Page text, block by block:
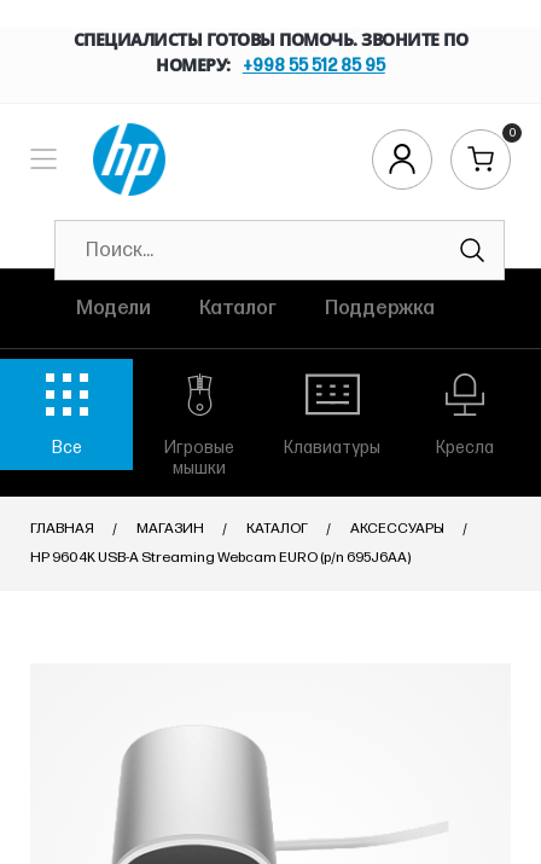
СПЕЦИАЛИСТЫ ГОТОВЫ ПОМОЧЬ. ЗВОНИТЕ ПО
НОМЕРУ:
+998 55 512 85 95
0
Модели Каталог Поддержка
Все
Игровые
мышки
Клавиатуры Кресла
ГЛАВНАЯ МАГАЗИН КАТАЛОГ
АКСЕССУАРЫ
HP 960 4K USB-A Streaming Webcam EURO (p/n 695J6AA)